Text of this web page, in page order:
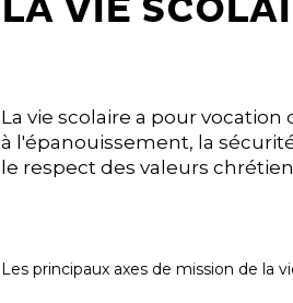
LA VIE
La vie scolaire a pour
à l'épanouissement, la
le respect des valeurs
Les principaux axes de mission de la